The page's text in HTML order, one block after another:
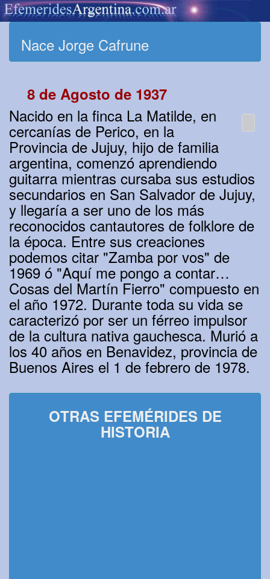
Nace Jorge Cafrune
8 de Agosto de 1937
Nacido en la finca La Matilde, en
cercanías de Perico, en la
Provincia de Jujuy, hijo de familia
argentina, comenzó aprendiendo
guitarra mientras cursaba sus estudios
secundarios en San Salvador de Jujuy,
y llegaría a ser uno de los más
reconocidos cantautores de folklore de
la época. Entre sus creaciones
podemos citar "Zamba por vos" de
1969 ó "Aquí me pongo a contar…
Cosas del Martín Fierro" compuesto en
el año 1972. Durante toda su vida se
caracterizó por ser un férreo impulsor
de la cultura nativa gauchesca. Murió a
los 40 años en Benavidez, provincia de
Buenos Aires el 1 de febrero de 1978.
OTRAS EFEMÉRIDES DE
HISTORIA